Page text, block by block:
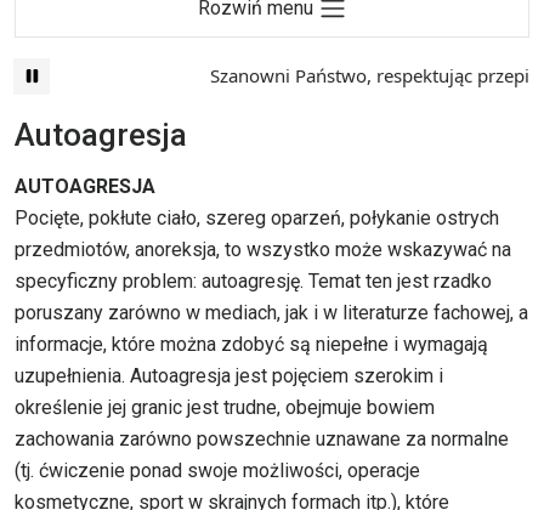
Rozwiń menu
Szanowni Państwo, respektując przepisy
Autoagresja
AUTOAGRESJA
Pocięte, pokłute ciało, szereg oparzeń, połykanie ostrych
przedmiotów, anoreksja, to wszystko może wskazywać na
specyficzny problem: autoagresję. Temat ten jest rzadko
poruszany zarówno w mediach, jak i w literaturze fachowej, a
informacje, które można zdobyć są niepełne i wymagają
uzupełnienia. Autoagresja jest pojęciem szerokim i
określenie jej granic jest trudne, obejmuje bowiem
zachowania zarówno powszechnie uznawane za normalne
(tj. ćwiczenie ponad swoje możliwości, operacje
kosmetyczne, sport w skrajnych formach itp.), które